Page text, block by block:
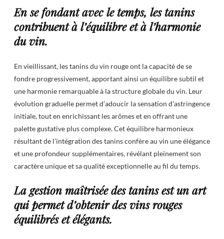
En se fondant avec le temps, les tanins
contribuent à l’équilibre et à l’harmonie
du vin.
En vieillissant, les tanins du vin rouge ont la capacité de se
fondre progressivement, apportant ainsi un équilibre subtil et
une harmonie remarquable à la structure globale du vin. Leur
évolution graduelle permet d’adoucir la sensation d’astringence
initiale, tout en enrichissant les arômes et en offrant une
palette gustative plus complexe. Cet équilibre harmonieux
résultant de l’intégration des tanins confère au vin une élégance
et une profondeur supplémentaires, révélant pleinement son
caractère unique et sa qualité exceptionnelle au fil du temps.
La gestion maîtrisée des tanins est un art
qui permet d’obtenir des vins rouges
équilibrés et élégants.